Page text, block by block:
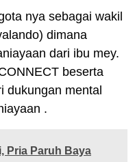
nya sebagai wakil
dimana
dari ibu mey.
beserta
dukungan mental
.
Pria Paruh Baya